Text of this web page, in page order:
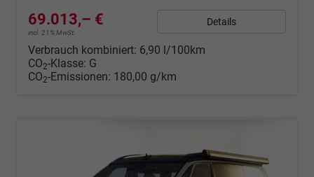
69.013,– €
incl. 21% MwSt.
Details
Verbrauch kombiniert: 6,90 l/100km
CO2-Klasse: G
CO2-Emissionen: 180,00 g/km